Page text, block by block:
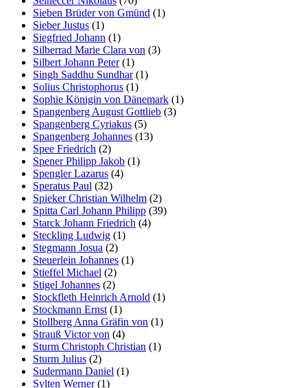
Sieben Brüder von Gmünd (1)
Sieber Justus (1)
Siegfried Johann (1)
Silberrad Marie Clara von (3)
Silbert Johann Peter(1)
Singh Saddhu Sundhar(1)
Solius Christophorus (1)
Sophie Königin von Dänemark (1)
Spangenberg August Gottlieb (3)
Spangenberg Cyriakus (5)
Spangenberg Johannes (13)
Spee Friedrich (2)
Spener Philipp Jakob (1)
Spengler Lazarus (4)
Speratus Paul (32)
Spieker Christian Wilhelm (2)
Spitta Carl Johann Philipp (39)
Starck Johann Friedrich (4)
Steckling Ludwig (1)
Stegmann Josua (2)
Steuerlein Johannes (1)
Stieffel Michael (2)
Stigel Johannes (2)
Stockfleth Heinrich Arnold (1)
Stockmann Ernst (1)
Stollberg Anna Gräfin von (1)
Strauß Victor von (4)
Sturm Christoph Christian (1)
Sturm Julius (2)
Sudermann Daniel (1)
Sylten Werner(1)